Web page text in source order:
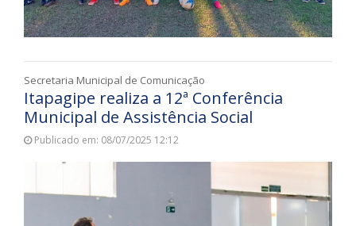
Secretaria Municipal de Comunicação
Itapagipe realiza a 12ª Conferência
Municipal de Assistência Social
Publicado em: 08/07/2025 12:12